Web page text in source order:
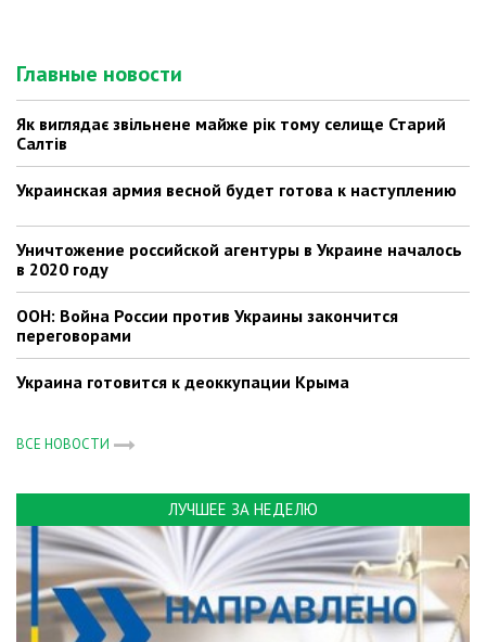
Главные новости
Як виглядає звільнене майже рік тому селище Старий
Салтів
Украинская армия весной будет готова к наступлению
Уничтожение российской агентуры в Украине началось
в 2020 году
ООН: Война России против Украины закончится
переговорами
Украина готовится к деоккупации Крыма
ВСЕ НОВОСТИ
ЛУЧШЕЕ ЗА НЕДЕЛЮ